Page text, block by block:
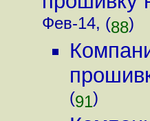
Фев-14, (88)
(91)